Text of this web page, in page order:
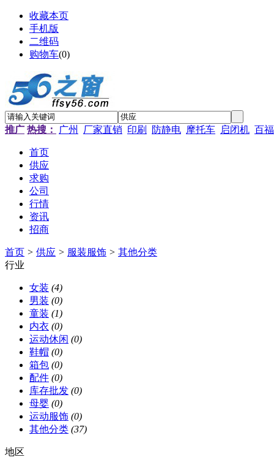
收藏本页
手机版
二维码
购物车(0)
推广 热搜： 广州 厂家直销 印刷 防静电 摩托车 启闭机 百福
首页
供应
求购
公司
行情
资讯
招商
首页 > 供应 > 服装服饰 > 其他分类
行业
女装 (4)
男装 (0)
童装 (1)
内衣 (0)
运动休闲 (0)
鞋帽 (0)
箱包 (0)
配件 (0)
库存批发 (0)
母婴 (0)
运动服饰 (0)
其他分类 (37)
地区